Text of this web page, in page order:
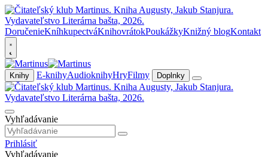
DoručenieKníhkupectváKnihovrátokPoukážkyKnižný blogKontakt
Knihy E-knihyAudioknihyHryFilmy Doplnky
Vyhľadávanie
Prihlásiť
Vyhľadávanie